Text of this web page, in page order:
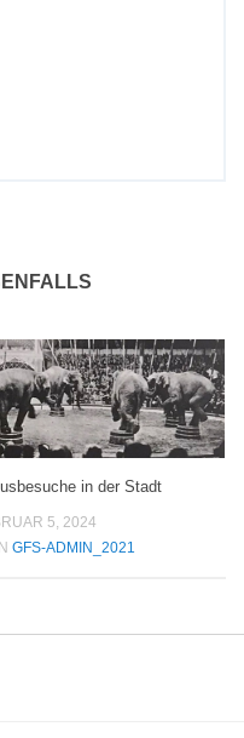
in der Stadt
5, 2024
GFS-ADMIN_2021